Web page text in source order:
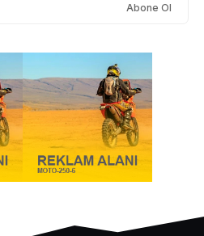
Abone Ol